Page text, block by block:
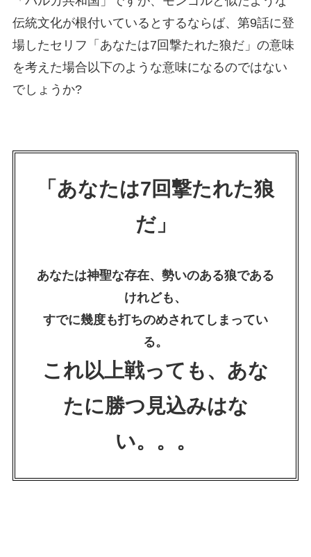
伝統文化が根付いているとするならば、第9話に登
場したセリフ「あなたは7回撃たれた狼だ」の意味
を考えた場合以下のような意味になるのではない
でしょうか?
「あなたは7回撃たれた狼
だ」
あなたは神聖な存在、勢いのある狼である
けれども、
すでに幾度も打ちのめされてしまってい
る。
これ以上戦っても、あな
たに勝つ見込みはな
い。。。